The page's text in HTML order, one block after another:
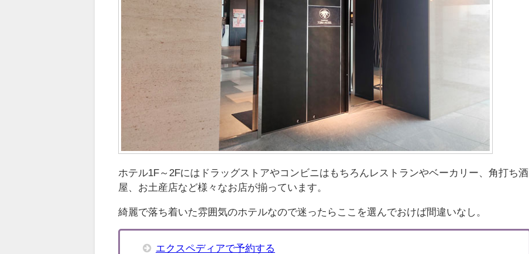
ホテル1F～2Fにはドラッグストアやコンビニはもちろんレストランやベーカリー、角打ち酒
屋、お土産店など様々なお店が揃っています。
綺麗で落ち着いた雰囲気のホテルなので迷ったらここを選んでおけば間違いなし。
エクスペディアで予約する